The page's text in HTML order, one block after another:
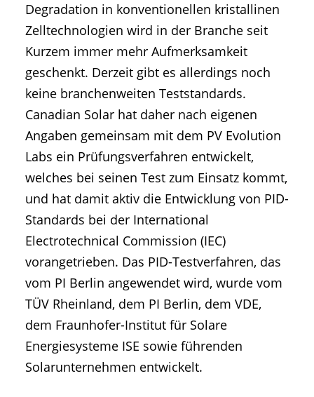
Degradation in konventionellen kristallinen
Zelltechnologien wird in der Branche seit
Kurzem immer mehr Aufmerksamkeit
geschenkt. Derzeit gibt es allerdings noch
keine branchenweiten Teststandards.
Canadian Solar hat daher nach eigenen
Angaben gemeinsam mit dem PV Evolution
Labs ein Prüfungsverfahren entwickelt,
welches bei seinen Test zum Einsatz kommt,
und hat damit aktiv die Entwicklung von PID-
Standards bei der International
Electrotechnical Commission (IEC)
vorangetrieben. Das PID-Testverfahren, das
vom PI Berlin angewendet wird, wurde vom
TÜV Rheinland, dem PI Berlin, dem VDE,
dem Fraunhofer-Institut für Solare
Energiesysteme ISE sowie führenden
Solarunternehmen entwickelt.